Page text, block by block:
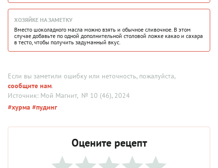
ХОЗЯЙКЕ НА ЗАМЕТКУ
Вместо шоколадного масла можно взять и обычное сливочное. В этом
случае добавьте по одной дополнительной столовой ложке какао и сахара
в тесто, чтобы получить задуманный вкус.
Если вы заметили ошибку или неточность, пожалуйста,
сообщите нам.
Источник: Мой Магнит, № 10 (46), 2024
#хурма #пудинг
Оцените рецепт